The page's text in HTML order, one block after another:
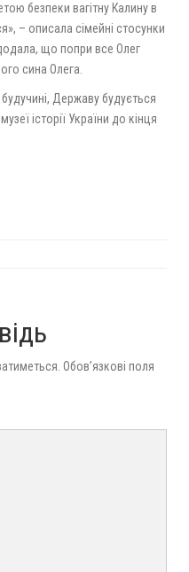
безпеки вагітну Калину в
– описала сімейні стосунки
що попри все Олег
сина Олега.
Державу будується
історії України до кінця
Обов’язкові поля